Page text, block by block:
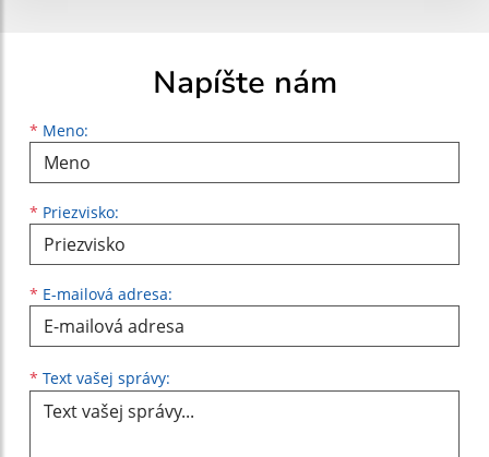
Napíšte nám
* Meno:
Meno
* Priezvisko:
Priezvisko
* E-mailová adresa:
E-mailová adresa
* Text vašej správy: